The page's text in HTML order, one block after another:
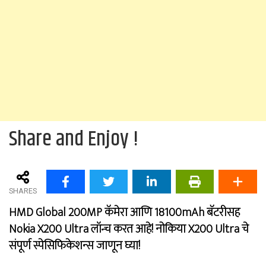
Share and Enjoy !
SHARES
HMD Global 200MP कॅमेरा आणि 18100mAh बॅटरीसह
Nokia X200 Ultra लॉन्च करत आहे! नोकिया X200 Ultra चे
संपूर्ण स्पेसिफिकेशन्स जाणून घ्या!